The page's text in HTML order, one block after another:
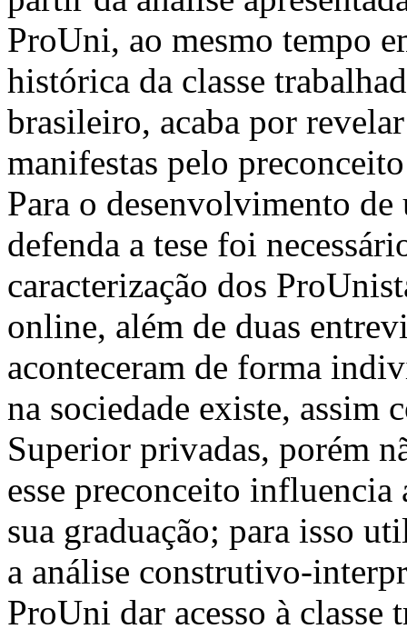
ProUni, ao mesmo tempo
histórica da classe
brasileiro, acaba por
manifestas pelo
Para o desenvolvimento
defenda a tese foi
caracterização dos
online, além de duas
aconteceram de forma
na sociedade existe, assim
Superior privadas, porém
esse preconceito
sua graduação; para isso
a análise construtivo-
ProUni dar acesso à